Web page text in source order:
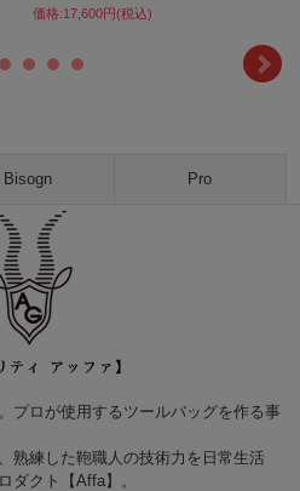
価格:17,600円(税込)
Bisogn Pro
プロが使用するツールバッグを作る事
熟練した鞄職人の技術力を日常生活
ダクト【Affa】。